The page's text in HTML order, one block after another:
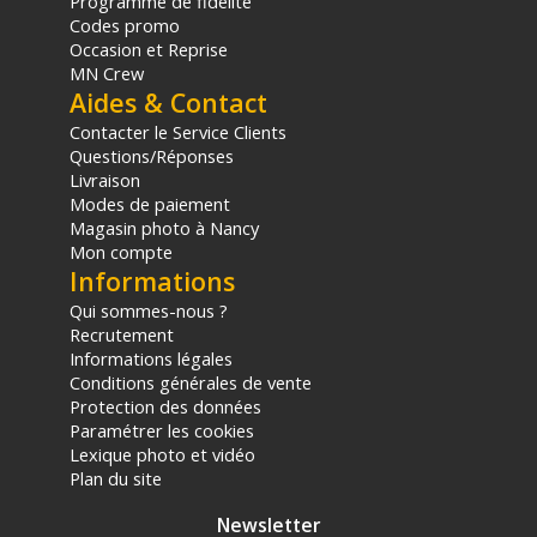
Codes promo
Occasion et Reprise
MN Crew
Aides & Contact
Contacter le Service Clients
Questions/Réponses
Livraison
Modes de paiement
Magasin photo à Nancy
Mon compte
Informations
Qui sommes-nous ?
Recrutement
Informations légales
Conditions générales de vente
Protection des données
Paramétrer les cookies
Lexique photo et vidéo
Plan du site
Newsletter